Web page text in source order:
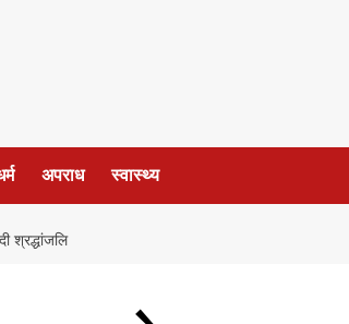
अपराध स्वास्थ्य
श्रद्धांजलि